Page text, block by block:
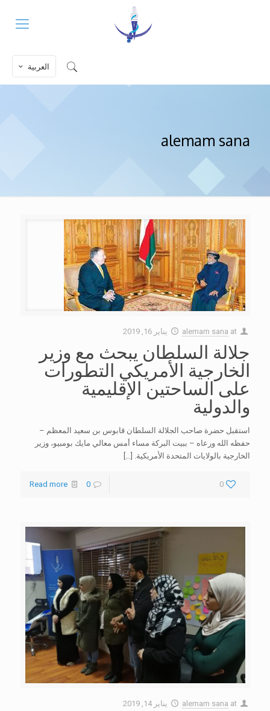
العربية
alemam sana
alemam sana at يناير 16, 2019
جلالة السلطان يبحث مع وزير
الخارجية الأمريكي التطورات
على الساحتين الإقليمية
والدولية
استقبل حضرة صاحب الجلالة السلطان قابوس بن سعيد المعظم –
حفظه الله ورعاه – ببيت البركة مساء أمس معالي مايك بومبيو، وزير
الخارجية بالولايات المتحدة الأمريكية. […]
0
0
Read more
alemam sana at يناير 14, 2019